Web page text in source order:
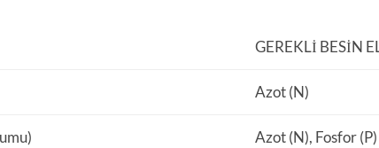
GEREKLI BESIN
Azot (N)
Azot (N), Fosfor (P)